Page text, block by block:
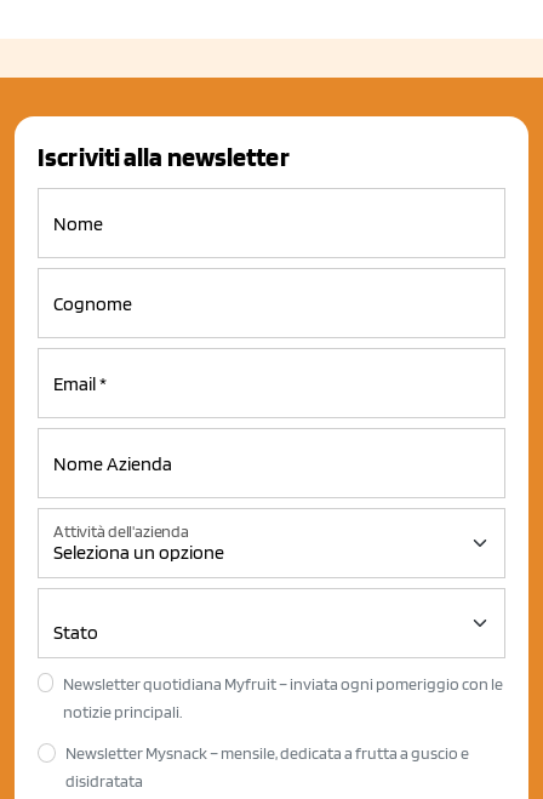
Iscriviti alla newsletter
Attività dell'azienda
Newsletter quotidiana Myfruit – inviata ogni pomeriggio con le
notizie principali.
Newsletter Mysnack – mensile, dedicata a frutta a guscio e
disidratata